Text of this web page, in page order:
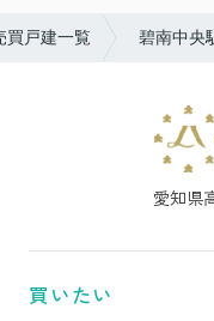
買戸建一覧 碧南中央
愛知県
買いたい